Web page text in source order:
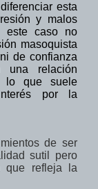
esta
y malos
este caso no
masoquista
de confianza
relación
lo que suele
por la
de ser
sutil pero
que refleja
la